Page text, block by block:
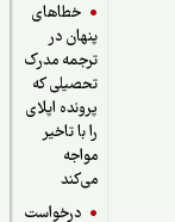
خطاهای
پنهان در
ترجمه مدرک
تحصیلی که
پرونده اپلای
را با تاخیر
درخواست